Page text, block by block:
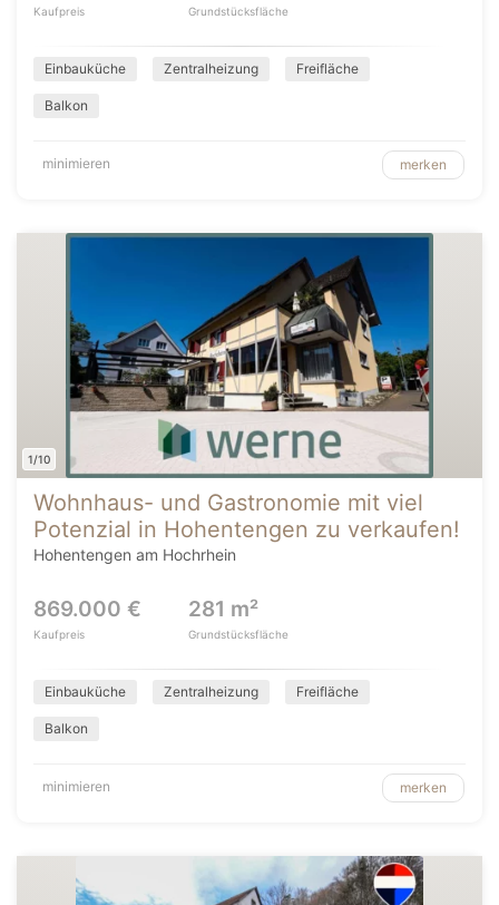
Kaufpreis Grundstücksfläche
Einbauküche Zentralheizung Freifläche
Balkon
minimieren merken
1/10
Wohnhaus- und Gastronomie mit viel
Potenzial in Hohentengen zu verkaufen!
Hohentengen am Hochrhein
869.000 €
Kaufpreis
281 m²
Grundstücksfläche
Einbauküche Zentralheizung Freifläche
Balkon
minimieren merken